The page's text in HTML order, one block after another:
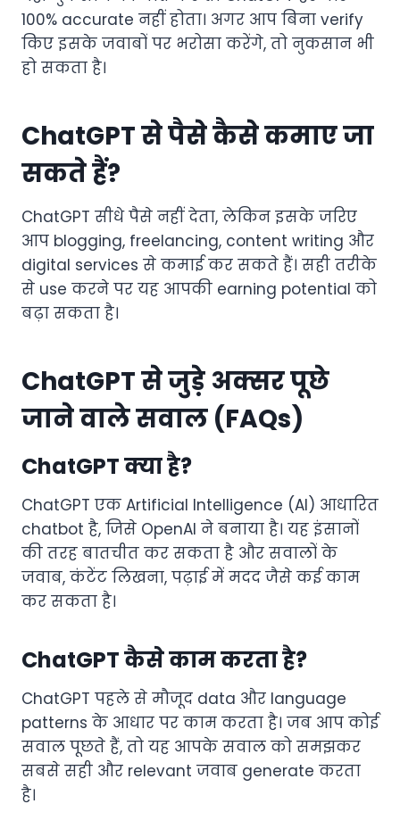
100% accurate नहीं होता। अगर आप बिना verify
किए इसके जवाबों पर भरोसा करेंगे, तो नुकसान भी
हो सकता है।
ChatGPT से पैसे कैसे कमाए जा
सकते हैं?
ChatGPT सीधे पैसे नहीं देता, लेकिन इसके जरिए
आप blogging, freelancing, content writing और
digital services से कमाई कर सकते हैं। सही तरीके
से use करने पर यह आपकी earning potential को
बढ़ा सकता है।
ChatGPT से जुड़े अक्सर पूछे
जाने वाले सवाल (FAQs)
ChatGPT क्या है?
ChatGPT एक Artificial Intelligence (AI) आधारित
chatbot है, जिसे OpenAI ने बनाया है। यह इंसानों
की तरह बातचीत कर सकता है और सवालों के
जवाब, कंटेंट लिखना, पढ़ाई में मदद जैसे कई काम
कर सकता है।
ChatGPT कैसे काम करता है?
ChatGPT पहले से मौजूद data और language
patterns के आधार पर काम करता है। जब आप कोई
सवाल पूछते हैं, तो यह आपके सवाल को समझकर
सबसे सही और relevant जवाब generate करता
है।